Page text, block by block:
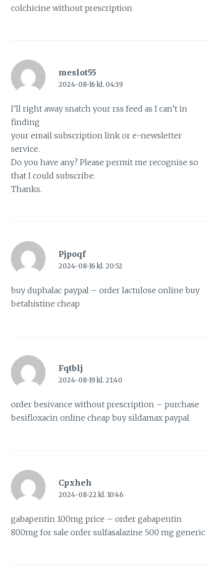
colchicine without prescription
meslot55
2024-08-16 kl. 04:39
I’ll right away snatch your rss feed as I can’t in
finding
your email subscription link or e-newsletter
service.
Do you have any? Please permit me recognise so
that I could subscribe.
Thanks.
Pjpoqf
2024-08-16 kl. 20:52
buy duphalac paypal –order lactulose online buy
betahistine cheap
Fqtblj
2024-08-19 kl. 21:40
order besivance without prescription –purchase
besifloxacin online cheap buy sildamax paypal
Cpxheh
2024-08-22 kl. 10:46
gabapentin 100mg price –order gabapentin
800mg for sale order sulfasalazine 500 mg generic